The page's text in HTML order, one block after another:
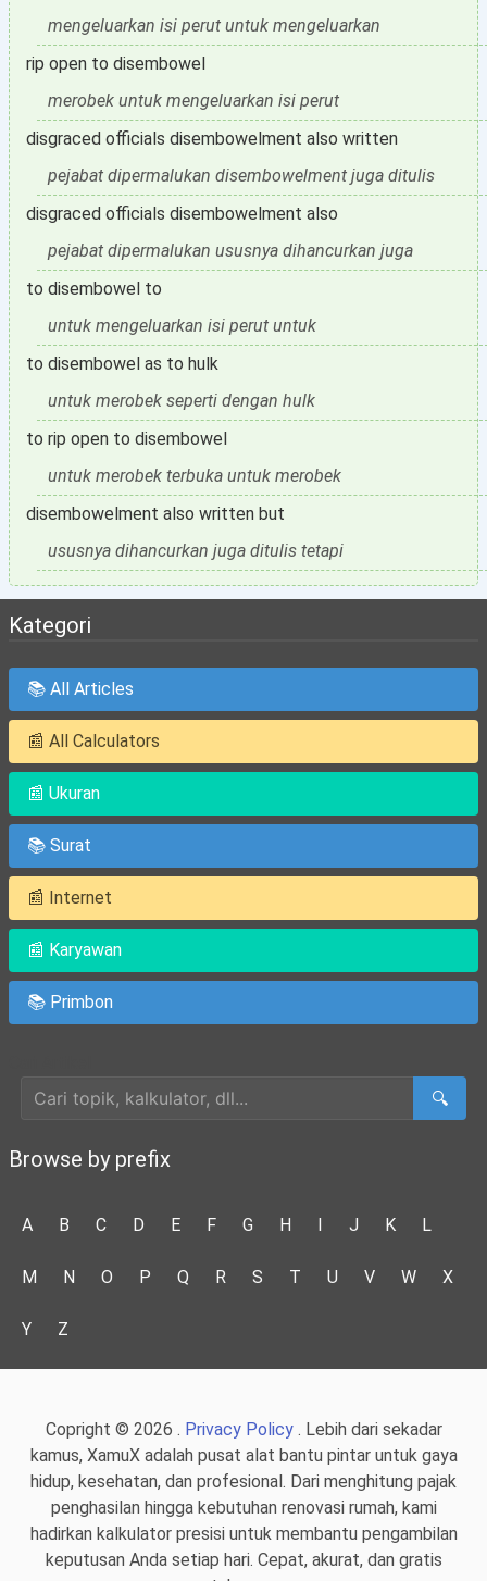
mengeluarkan isi perut untuk mengeluarkan
rip open to disembowel
merobek untuk mengeluarkan isi perut
disgraced officials disembowelment also written
pejabat dipermalukan disembowelment juga ditulis
disgraced officials disembowelment also
pejabat dipermalukan ususnya dihancurkan juga
to disembowel to
untuk mengeluarkan isi perut untuk
to disembowel as to hulk
untuk merobek seperti dengan hulk
to rip open to disembowel
untuk merobek terbuka untuk merobek
disembowelment also written but
ususnya dihancurkan juga ditulis tetapi
Kategori
📚 All Articles
📰 All Calculators
📰 Ukuran
📚 Surat
📰 Internet
📰 Karyawan
📚 Primbon
🔍
Browse by prefix
A B C D E F G H I J K L
M N O P Q R S T U V W X
Y Z
Copright © 2026 . Privacy Policy. Lebih dari sekadar
kamus, XamuX adalah pusat alat bantu pintar untuk gaya
hidup, kesehatan, dan profesional. Dari menghitung pajak
penghasilan hingga kebutuhan renovasi rumah, kami
hadirkan kalkulator presisi untuk membantu pengambilan
keputusan Anda setiap hari. Cepat, akurat, dan gratis